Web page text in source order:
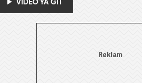
VİDEO'YA GİT